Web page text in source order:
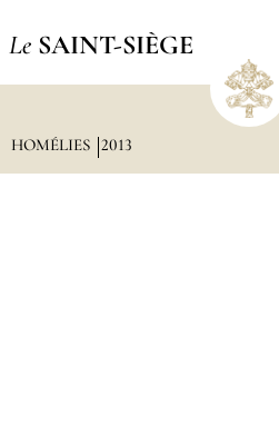
Le SAINT-SIÈGE
HOMÉLIES 2013